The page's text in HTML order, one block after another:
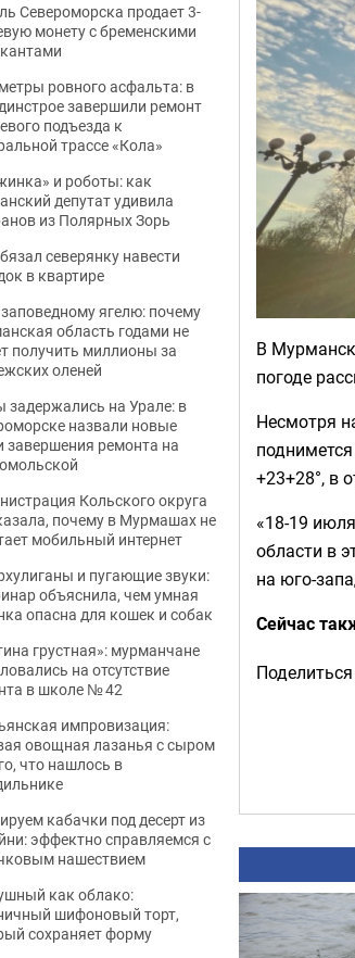
В
погоде
Несмотря
+23+28°, в
«18-19
области в
на юго-
Сейчас
Североморска продает 3-
монету с бременскими
ровного асфальта: в
завершили ремонт
подъезда к
трассе «Кола»
и роботы: как
депутат удивила
из Полярных Зорь
северянку навести
в квартире
ягелю: почему
область годами не
получить миллионы за
оленей
задержались на Урале: в
назвали новые
завершения ремонта на
Кольского округа
почему в Мурмашах не
мобильный интернет
и пугающие звуки:
объяснила, чем умная
опасна для кошек и собак
грустная»: мурманчане
на отсутствие
в школе № 42
импровизация:
овощная лазанья с сыром
что нашлось в
кабачки под десерт из
эффектно справляемся с
нашествием
как облако:
шифоновый торт,
сохраняет форму